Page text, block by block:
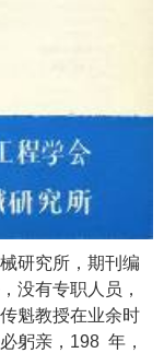
研究所，期刊编
没有专职人员，
魁教授在业余时
躬亲， 198 年，